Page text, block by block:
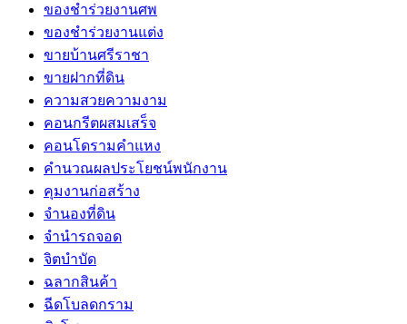
ของชำร่วยงานศพ
ของชำร่วยงานแต่ง
ขายบ้านศรีราชา
ขายฝากที่ดิน
ความสวยความงาม
คอนกรีตผสมเสร็จ
คอนโดรามคำแหง
คำนวณผลประโยชน์พนักงาน
คุมงานก่อสร้าง
จำนองที่ดิน
จำนำรถจอด
จิตบำบัด
ฉลากสินค้า
ฉีดโบลดกราม